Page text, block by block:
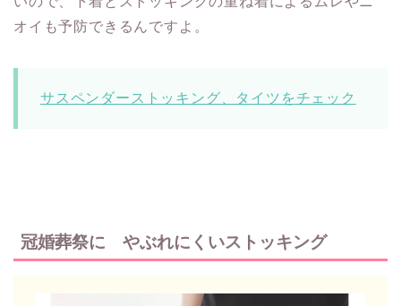
オイも予防できるんですよ。
サスペンダーストッキング、タイツをチェック
冠婚葬祭に やぶれにくいストッキング